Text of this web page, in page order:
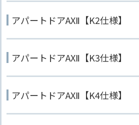
アパートドアAXⅡ【K2仕様】
アパートドアAXⅡ【K3仕様】
アパートドアAXⅡ【K4仕様】